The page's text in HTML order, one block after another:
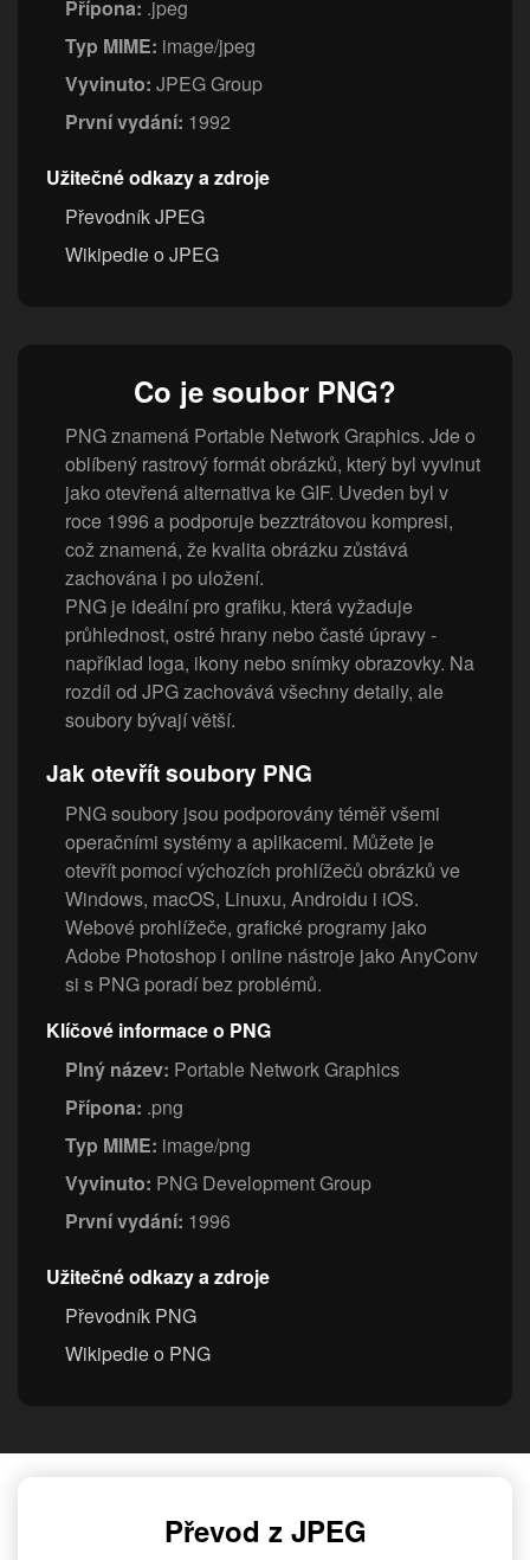
Přípona: .jpeg
Typ MIME: image/jpeg
Vyvinuto: JPEG Group
První vydání: 1992
Užitečné odkazy a zdroje
Převodník JPEG
Wikipedie o JPEG
Co je soubor PNG?
PNG znamená Portable Network Graphics. Jde o
oblíbený rastrový formát obrázků, který byl vyvinut
jako otevřená alternativa ke GIF. Uveden byl v
roce 1996 a podporuje bezztrátovou kompresi,
což znamená, že kvalita obrázku zůstává
zachována i po uložení.
PNG je ideální pro grafiku, která vyžaduje
průhlednost, ostré hrany nebo časté úpravy -
například loga, ikony nebo snímky obrazovky. Na
rozdíl od JPG zachovává všechny detaily, ale
soubory bývají větší.
Jak otevřít soubory PNG
PNG soubory jsou podporovány téměř všemi
operačními systémy a aplikacemi. Můžete je
otevřít pomocí výchozích prohlížečů obrázků ve
Windows, macOS, Linuxu, Androidu i iOS.
Webové prohlížeče, grafické programy jako
Adobe Photoshop i online nástroje jako AnyConv
si s PNG poradí bez problémů.
Klíčové informace o PNG
Plný název: Portable Network Graphics
Přípona: .png
Typ MIME: image/png
Vyvinuto: PNG Development Group
První vydání: 1996
Užitečné odkazy a zdroje
Převodník PNG
Wikipedie o PNG
Převod z JPEG